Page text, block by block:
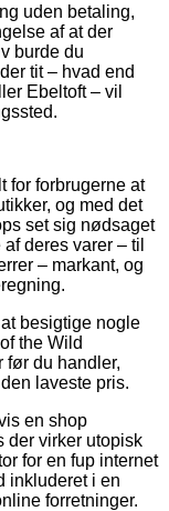
uden betaling,
af at der
burde du
tit – hvad end
Ebeltoft – vil
for forbrugerne at
og med det
set sig nødsaget
deres varer – til
– markant, og
besigtige nogle
the Wild
før du handler,
laveste pris.
en shop
der virker utopisk
for en fup internet
inkluderet i en
forretninger.